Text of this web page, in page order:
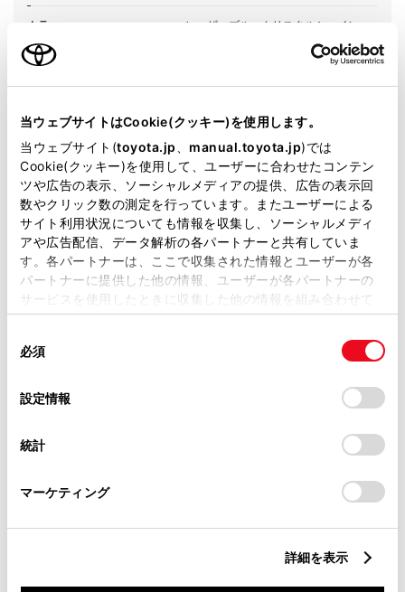
当ウェブサイトはCookie(クッキー)を使用します。
当ウェブサイト(toyota.jp manual.toyota.jp)では
Cookie(クッキー)を使用して、ユーザーに合わせたコンテン
ツや広告の表示、ソーシャルメディアの提供、広告の表示回
数やクリック数の測定を行っています。またユーザーによる
サイト利用状況についても情報を収集し、ソーシャルメディ
アや広告配信、データ解析の各パートナーと共有していま
す。各パートナーは、ここで収集された情報とユーザーが各
パートナーに提供した他の情報、ユーザーが各パートナーの
サービスを使用したときに収集した他の情報を組み合わせて
使用することがあります。当ウェブサイトの使用を続行する
デバイスにすべてのCookie(クッキー)が保存されることに同
意したことになります。Cookie(クッキー)のオプトアウト、
設定の変更、同意を撤回したりするにあたっては、当社の
「Cookie（クッキー）情報の取り扱いについて
」をご覧くだ
必須
設定情報
統計
マーケティング
詳細を表示
カラー レーザーブルークリスタルシャイン
エンジンタイプ
試乗予約
施設情報・サービス